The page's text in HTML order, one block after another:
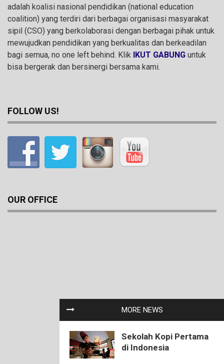
MORE NEWS
Sekolah Kopi Pertama
di Indonesia
adalah koalisi nasional pendidikan (national education
coalition) yang terdiri dari berbagai organisasi masyarakat
sipil (CSO) yang berkolaborasi dengan berbagai pihak untuk
mewujudkan pendidikan yang berkualitas dan berkeadilan
bagi semua, no one left behind. Klik IKUT GABUNG untuk
bisa bergerak dan bersinergi bersama kami.
FOLLOW US!
OUR OFFICE